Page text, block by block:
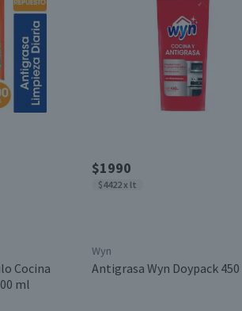
Cocina
ml
$1990
$4422 x lt
Wyn
Antigrasa Wyn Doypack